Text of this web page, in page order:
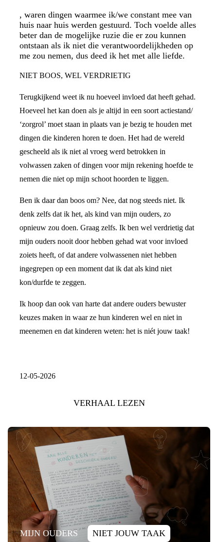
, waren dingen waarmee ik/we constant mee van
huis naar huis werden gestuurd. Toch voelde alles
beter dan de mogelijke ruzie die er zou kunnen
ontstaan als ik niet die verantwoordelijkheden op
me zou nemen, dus deed ik het met alle liefde.
NIET BOOS, WEL VERDRIETIG
Terugkijkend weet ik nu hoeveel invloed dat heeft gehad.
Hoeveel het kan doen als je altijd in een soort actiestand/
‘zorgrol’ moet staan in plaats van je bezig te houden met
dingen die kinderen horen te doen. Het had de wereld
gescheeld als ik niet al vroeg werd betrokken in
volwassen zaken of dingen voor mijn rekening hoefde te
nemen die niet op mijn schoot hoorden te liggen.
Ben ik daar dan boos om? Nee, dat nog steeds niet. Ik
denk zelfs dat ik het, als kind van mijn ouders, zo
opnieuw zou doen. Graag zelfs. Ik ben wel verdrietig dat
mijn ouders nooit door hebben gehad wat voor invloed
zoiets heeft, of dat andere volwassenen niet hebben
ingegrepen op een moment dat ik dat als kind niet
kon/durfde te zeggen.
Ik hoop dan ook van harte dat andere ouders bewuster
keuzes maken in waar ze hun kinderen wel en niet in
meenemen en dat kinderen weten: het is niét jouw taak!
12-05-2026
VERHAAL LEZEN
MIJN OUDERS NIET JOUW TAAK